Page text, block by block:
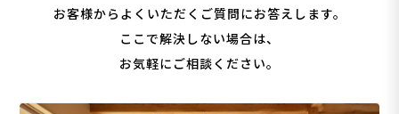
お客様からよくいただくご質問にお答えします。
ここで解決しない場合は、
お気軽にご相談ください。